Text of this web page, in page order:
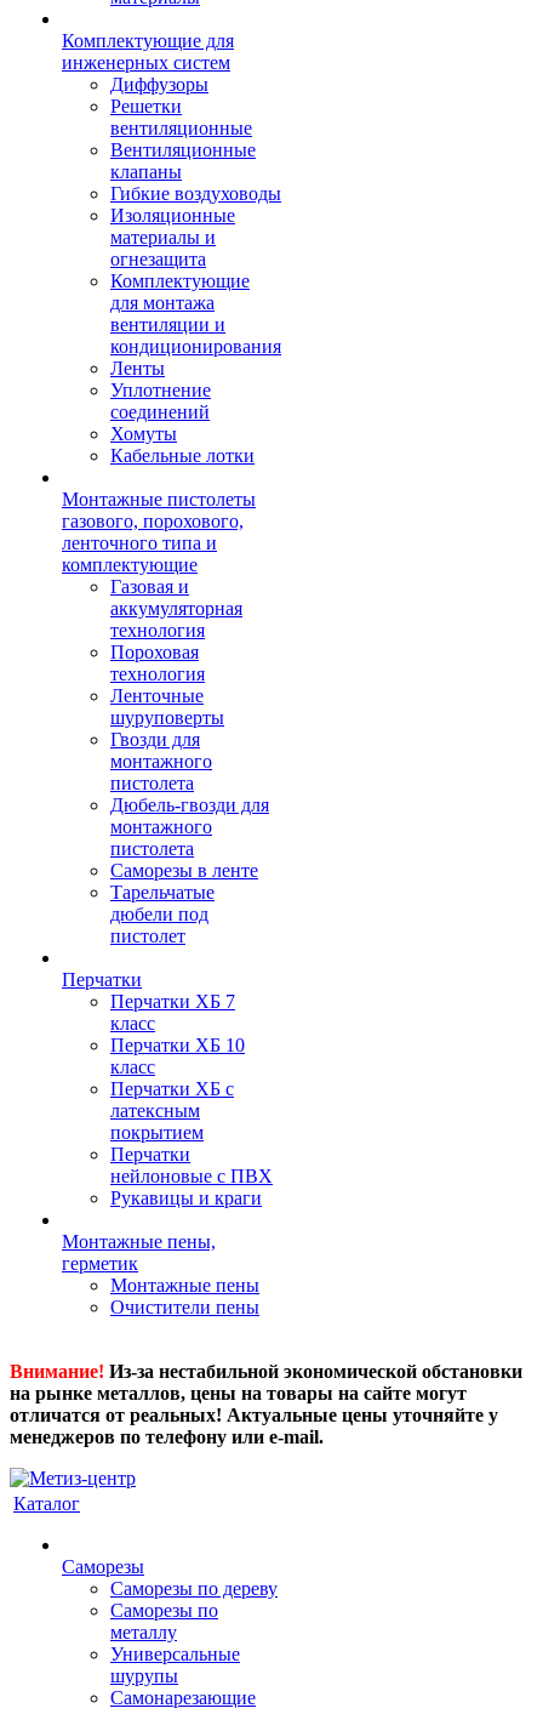
Комплектующие для
инженерных систем
Диффузоры
Решетки
вентиляционные
Вентиляционные
клапаны
Гибкие воздуховоды
Изоляционные
материалы и
огнезащита
Комплектующие
для монтажа
вентиляции и
кондиционирования
Ленты
Уплотнение
соединений
Хомуты
Кабельные лотки
Монтажные пистолеты
газового, порохового,
ленточного типа и
комплектующие
Газовая и
аккумуляторная
технология
Пороховая
технология
Ленточные
шуруповерты
Гвозди для
монтажного
пистолета
Дюбель-гвозди для
монтажного
пистолета
Саморезы в ленте
Тарельчатые
дюбели под
пистолет
Перчатки
Перчатки ХБ 7
класс
Перчатки ХБ 10
класс
Перчатки ХБ с
латексным
покрытием
Перчатки
нейлоновые с ПВХ
Рукавицы и краги
Монтажные пены,
герметик
Монтажные пены
Очистители пены
Внимание! Из-за нестабильной экономической обстановки
на рынке металлов, цены на товары на сайте могут
отличатся от реальных! Актуальные цены уточняйте у
менеджеров по телефону или e-mail.
Каталог
Саморезы
Саморезы по дереву
Саморезы по
металлу
Универсальные
шурупы
Самонарезающие